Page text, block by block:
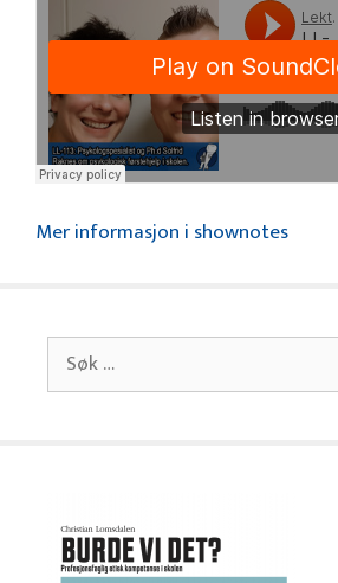
Mer informasjon i shownotes
Søk
etter: